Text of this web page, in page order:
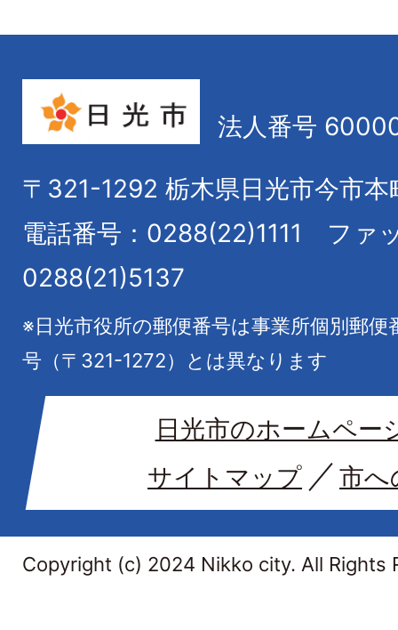
法人番号
〒321-1292 栃木県日光市今市本
電話番号：0288(22)1111
ファ
0288(21)5137
※日光市役所の郵便番号は事業所個別郵
号（〒321-1272）とは異なります
日光市のホームペー
サイトマップ
市へ
Copyright (c) 2024 Nikko city. All Rights